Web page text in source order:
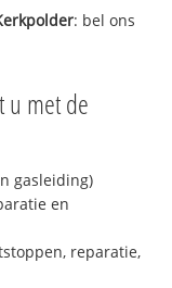
: bel ons
met de
gasleiding)
en
reparatie,